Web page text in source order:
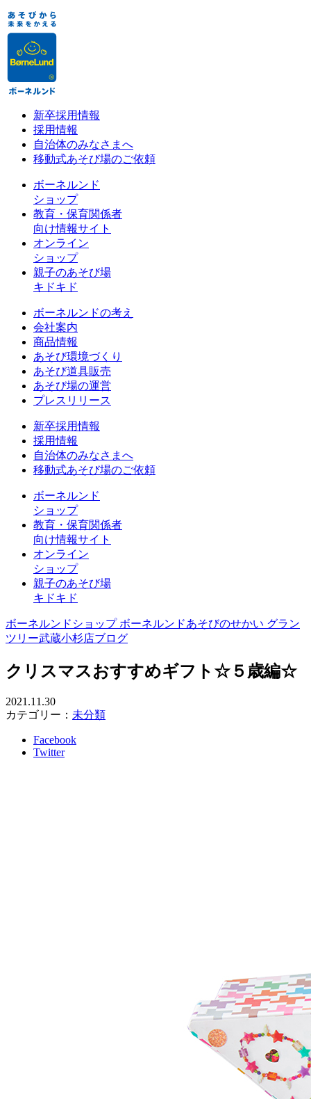
新卒採用情報
採用情報
自治体のみなさまへ
移動式あそび場のご依頼
ボーネルンド
ショップ
教育・保育関係者
向け情報サイト
オンライン
ショップ
親子のあそび場
キドキド
ボーネルンドの考え
会社案内
商品情報
あそび環境づくり
あそび道具販売
あそび場の運営
プレスリリース
新卒採用情報
採用情報
自治体のみなさまへ
移動式あそび場のご依頼
ボーネルンド
ショップ
教育・保育関係者
向け情報サイト
オンライン
ショップ
親子のあそび場
キドキド
ボーネルンドショップ ボーネルンドあそびのせかい グラン
ツリー武蔵小杉店ブログ
クリスマスおすすめギフト☆５歳編☆
2021.11.30
カテゴリー： 未分類
Facebook
Twitter